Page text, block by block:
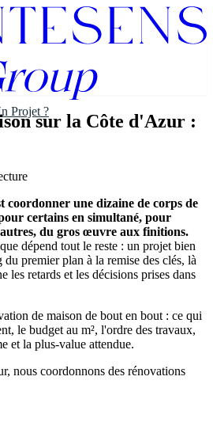
Projet ?sur la Côte d'Azur :
coordonner une dizaine de corps de
certains en simultané, pour
du gros œuvre aux finitions.
dépend tout le reste : un projet bien
premier plan à la remise des clés, là
les retards et les décisions prises dans
de maison de bout en bout : ce qui
le budget au m², l'ordre des travaux,
et la plus-value attendue.
nous coordonnons des rénovations